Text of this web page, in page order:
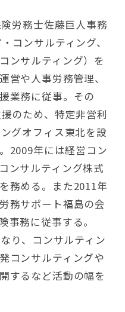
労務士佐藤巨人事務
コンサルティング、
ンサルティング）を
営や人事労務管理、
業務に従事。その
のため、特定非営利
グオフィス東北を設
2009年には経営コン
ンサルティング株式
務める。また2011年
務サポート福島の会
事務に従事する。
り、コンサルティン
コンサルティングや
するなど活動の幅を